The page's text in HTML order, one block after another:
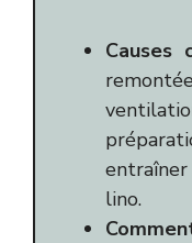
Causes
lino.